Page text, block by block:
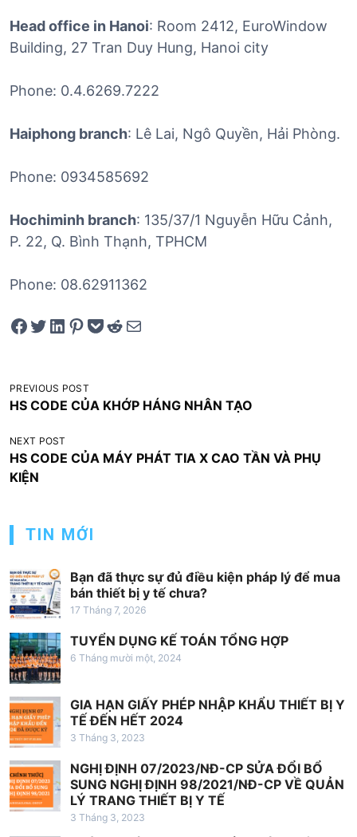
Head office in Hanoi: Room 2412, EuroWindow
Building, 27 Tran Duy Hung, Hanoi city
Phone: 0.4.6269.7222
Haiphong branch: Lê Lai, Ngô Quyền, Hải Phòng.
Phone: 0934585692
Hochiminh branch: 135/37/1 Nguyễn Hữu Cảnh,
P. 22, Q. Bình Thạnh, TPHCM
Phone: 08.62911362
Share on Facebook Tweet on Twitter Share on LinkedIn Pin on Pinterest Save to pocket Share on Reddit Share via Email
Đ
i
ề
u
h
g
b
à
i
v
i
ế
t
PREVIOUS POST
HS CODE CỦA KHỚP HÁNG NHÂN TẠO
NEXT POST
HS CODE CỦA MÁY PHÁT TIA X CAO TẦN VÀ PHỤ
KIỆN
TIN MỚI
Bạn đã thực sự đủ điều kiện pháp lý để mua
bán thiết bị y tế chưa?
17 Tháng 7, 2026
TUYỂN DỤNG KẾ TOÁN TỔNG HỢP
6 Tháng mười một, 2024
GIA HẠN GIẤY PHÉP NHẬP KHẨU THIẾT BỊ Y
TẾ ĐẾN HẾT 2024
3 Tháng 3, 2023
NGHỊ ĐỊNH 07/2023/NĐ-CP SỬA ĐỔI BỔ
SUNG NGHỊ ĐỊNH 98/2021/NĐ-CP VỀ QUẢN
LÝ TRANG THIẾT BỊ Y TẾ
3 Tháng 3, 2023